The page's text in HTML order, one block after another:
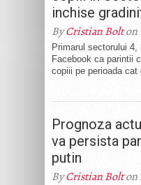
inchise
ByCristian Bolton
Primarul sectorului
Facebook ca parintii
copiii pe perioada cat
Prognoza
va persista
putin
ByCristian Bolton